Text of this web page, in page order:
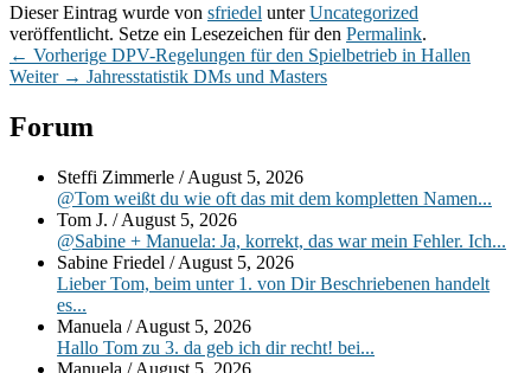
Dieser Eintrag wurde von sfriedel unterUncategorized
veröffentlicht. Setze ein Lesezeichen für den Permalink.
Beitragsnavigation
← Vorherige Vorheriger
Beitrag:
DPV-Regelungen für den Spielbetrieb in Hallen
Weiter → Nächster
Jahresstatistik DMs und Masters
Primärer
Widgetbereich
Forum
Steffi Zimmerle /August 5, 2026
@Tom weißt du wie oft das mit dem kompletten Namen...
Tom J. /August 5, 2026
@Sabine + Manuela: Ja, korrekt, das war mein Fehler. Ich...
Sabine Friedel /August 5, 2026
Lieber Tom, beim unter 1. von Dir Beschriebenen handelt
es...
Manuela /August 5, 2026
Hallo Tom zu 3. da geb ich dir recht! bei...
Manuela /August 5, 2026